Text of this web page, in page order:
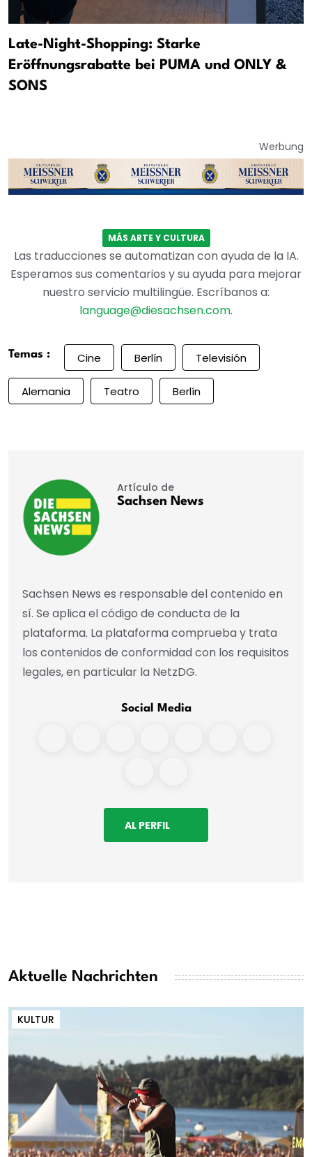
Late-Night-Shopping: Starke
Eröffnungsrabatte bei PUMA und ONLY &
SONS
Werbung
MÁS ARTE Y CULTURA
Las traducciones se automatizan con ayuda de la IA.
Esperamos sus comentarios y su ayuda para mejorar
nuestro servicio multilingüe. Escríbanos a:
language@diesachsen.com.
Temas : Cine Berlín Televisión
Alemania Teatro Berlín
Artículo de
Sachsen News
Sachsen News es responsable del contenido en
sí. Se aplica el código de conducta de la
plataforma. La plataforma comprueba y trata
los contenidos de conformidad con los requisitos
legales, en particular la NetzDG.
Social Media
AL PERFIL
Aktuelle Nachrichten
KULTUR